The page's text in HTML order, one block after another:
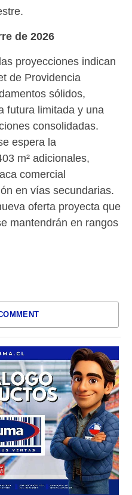
de 2026
proyecciones indican
de Providencia
sólidos,
futura limitada y una
consolidadas.
la
m² adicionales,
comercial
en vías secundarias.
oferta proyecta que
mantendrán en rangos